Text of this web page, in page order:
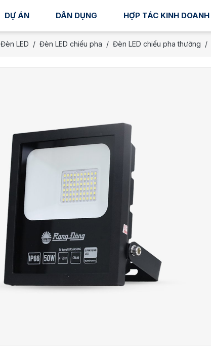
DỰ ÁN DÂN DỤNG HỢP TÁC KINH DOANH
Đèn LED Đèn LED chiếu pha Đèn LED chiếu pha thường